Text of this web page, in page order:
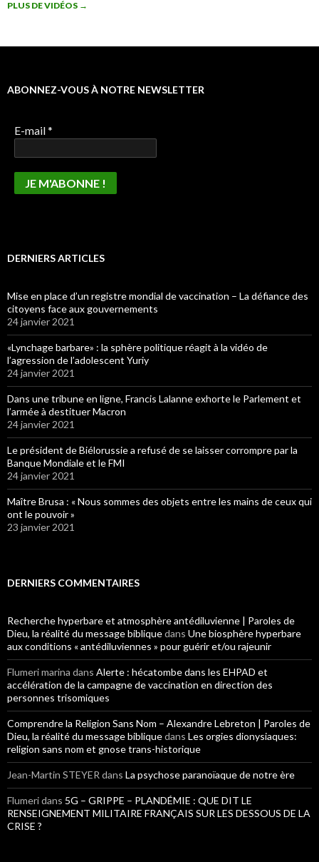
PLUS DE VIDÉOS →
ABONNEZ-VOUS À NOTRE NEWSLETTER
E-mail*
DERNIERS ARTICLES
Mise en place d’un registre mondial de vaccination – La défiance des
citoyens face aux gouvernements
24 janvier 2021
«Lynchage barbare» : la sphère politique réagit à la vidéo de
l’agression de l’adolescent Yuriy
24 janvier 2021
Dans une tribune en ligne, Francis Lalanne exhorte le Parlement et
l’armée à destituer Macron
24 janvier 2021
Le président de Biélorussie a refusé de se laisser corrompre par la
Banque Mondiale et le FMI
24 janvier 2021
Maître Brusa : « Nous sommes des objets entre les mains de ceux qui
ont le pouvoir »
23 janvier 2021
DERNIERS COMMENTAIRES
Recherche hyperbare et atmosphère antédiluvienne | Paroles de
Dieu, la réalité du message bibliquedans Une biosphère hyperbare
aux conditions « antédiluviennes » pour guérir et/ou rajeunir
Flumeri marina dans Alerte : hécatombe dans les EHPAD et
accélération de la campagne de vaccination en direction des
personnes trisomiques
Comprendre la Religion Sans Nom – Alexandre Lebreton | Paroles de
Dieu, la réalité du message bibliquedans Les orgies dionysiaques:
religion sans nom et gnose trans-historique
Jean-Martin STEYER dans La psychose paranoïaque de notre ère
Flumeridans 5G – GRIPPE – PLANDÉMIE : QUE DIT LE
RENSEIGNEMENT MILITAIRE FRANÇAIS SUR LES DESSOUS DE LA
CRISE ?